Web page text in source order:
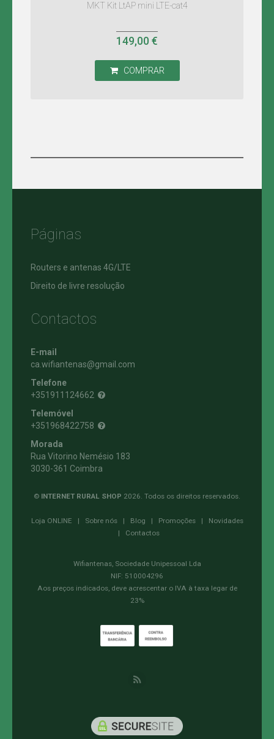
MKT Kit LtAP mini LTE-cat4
149,00 €
COMPRAR
Páginas
Routers e antenas 4G/LTE
Direito de livre resolução
Contactos
E-mail
ca.wifiantenas@gmail.com
Telefone
+351911124662
Telemóvel
+351968422758
Morada
Rua Vitorino Nemésio 183
3030-361 Coimbra
© INTERNET RURAL SHOP 2026. Todos os direitos reservados.
Loja ONLINE | Sobre nós| Blog | Promoções|
Novidades
| Contactos
Wifiantenas, Sociedade Unipessoal Lda
NIF: 510004296
Aos preços indicados, deve acrescentar o IVA à taxa legar de
23%